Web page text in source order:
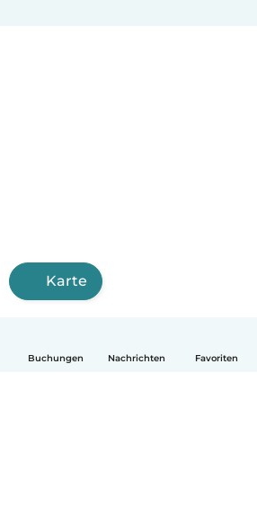
Buchungen Nachrichten Favoriten
Karte